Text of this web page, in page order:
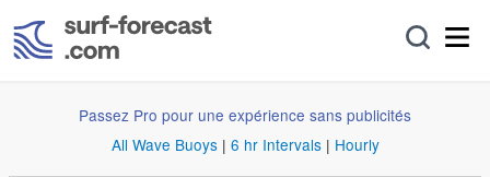
Passez Pro pour une expérience sans publicités
All Wave Buoys| 6 hr Intervals| Hourly